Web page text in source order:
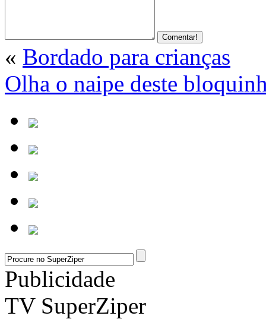
« Bordado para crianças
Olha o naipe deste
Publicidade
TV SuperZiper